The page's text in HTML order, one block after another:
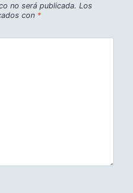
no será publicada. Los
con *